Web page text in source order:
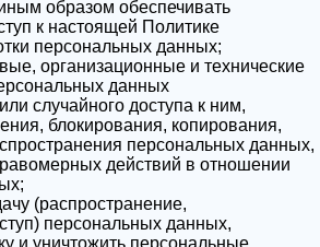
образом обеспечивать
к настоящей Политике
персональных данных;
организационные и технические
данных
случайного доступа к ним,
блокирования, копирования,
персональных данных,
действий в отношении
(распространение,
персональных данных,
и уничтожить персональные